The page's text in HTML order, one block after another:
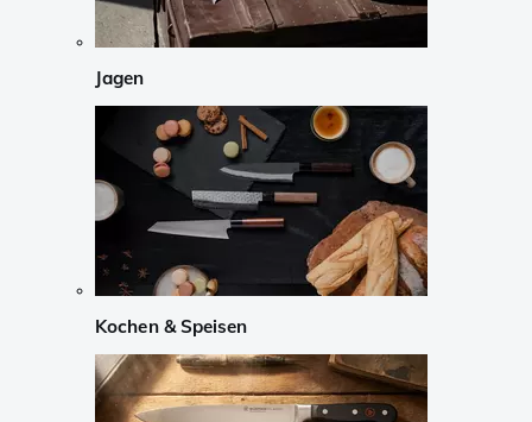
Jagen
Kochen & Speisen